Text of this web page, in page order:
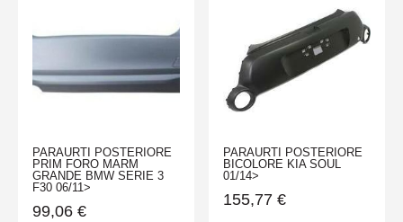
PARAURTI POSTERIORE
PRIM FORO MARM
GRANDE BMW SERIE 3
F30 06/11>
99,06 €
PARAURTI POSTERIORE
BICOLORE KIA SOUL
01/14>
155,77 €